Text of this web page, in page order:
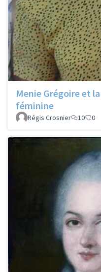
Menie Grégoire et
féminine
Régis Crosnier 10 0